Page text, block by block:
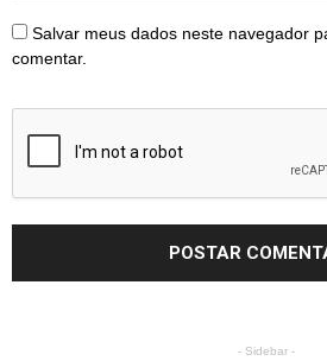
Salvar meus dados neste navegador
comentar.
- Sidebar -